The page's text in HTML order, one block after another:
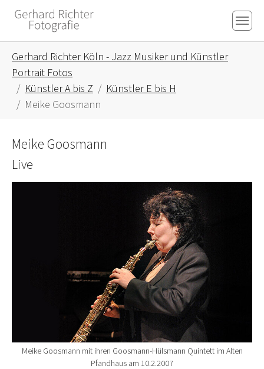
Skip to main content
Skip to page footer
Gerhard Richter Köln - Jazz Musiker und Künstler
Portrait Fotos
Künstler A bis Z
Künstler E bis H
Meike Goosmann
Meike Goosmann
Live
Meike Goosmann mit ihren Goosmann-Hülsmann Quintett im Alten
Pfandhaus am 10.2.2007